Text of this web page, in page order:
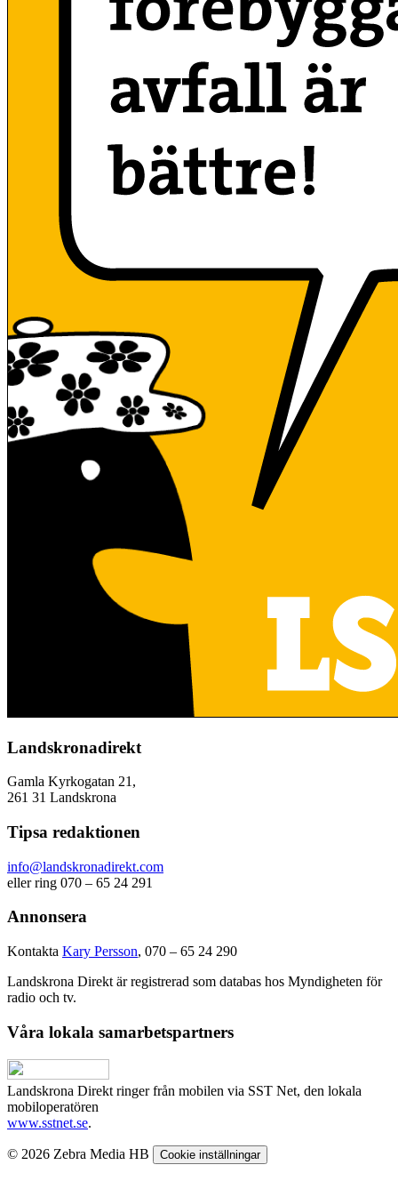
Landskronadirekt
Gamla Kyrkogatan 21,
261 31 Landskrona
Tipsa redaktionen
info@landskronadirekt.com
eller ring 070 – 65 24 291
Annonsera
Kontakta Kary Persson, 070 – 65 24 290
Landskrona Direkt är registrerad som databas hos Myndigheten för
radio och tv.
Våra lokala samarbetspartners
Landskrona Direkt ringer från mobilen via SST Net, den lokala
mobiloperatören
www.sstnet.se.
© 2026 Zebra Media HB Cookie inställningar